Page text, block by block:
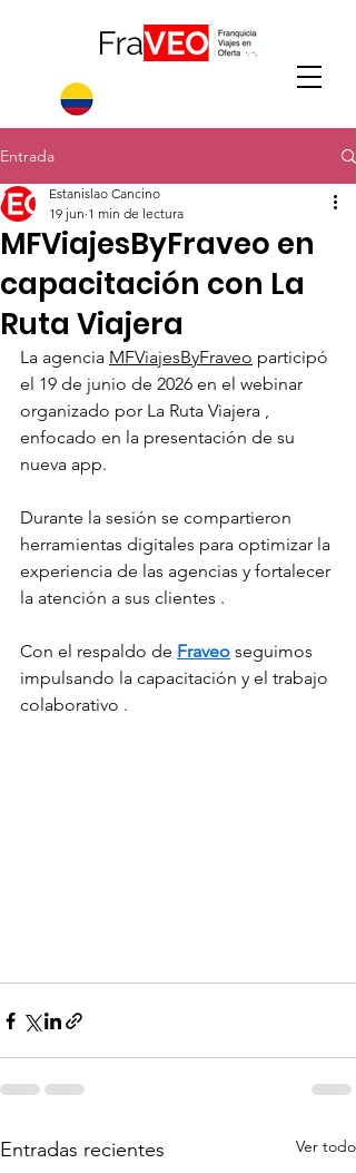
Entrada
MFViajesByFraveo en
capacitación con La
Ruta Viajera
Estanislao Cancino
19 jun 1 min de lectura
La agencia MFViajesByFraveo participó
el 19 de junio de 2026 en el webinar
organizado por La Ruta Viajera ,
enfocado en la presentación de su
nueva app.
Durante la sesión se compartieron
herramientas digitales para optimizar la
experiencia de las agencias y fortalecer
la atención a sus clientes .
Con el respaldo de Fraveo seguimos
impulsando la capacitación y el trabajo
colaborativo .
Entradas recientes Ver todo